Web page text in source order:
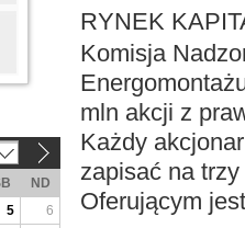
RYNEK
Komisja
mln akcji z
Każdy
zapisać na
Oferującym
ND
5
6